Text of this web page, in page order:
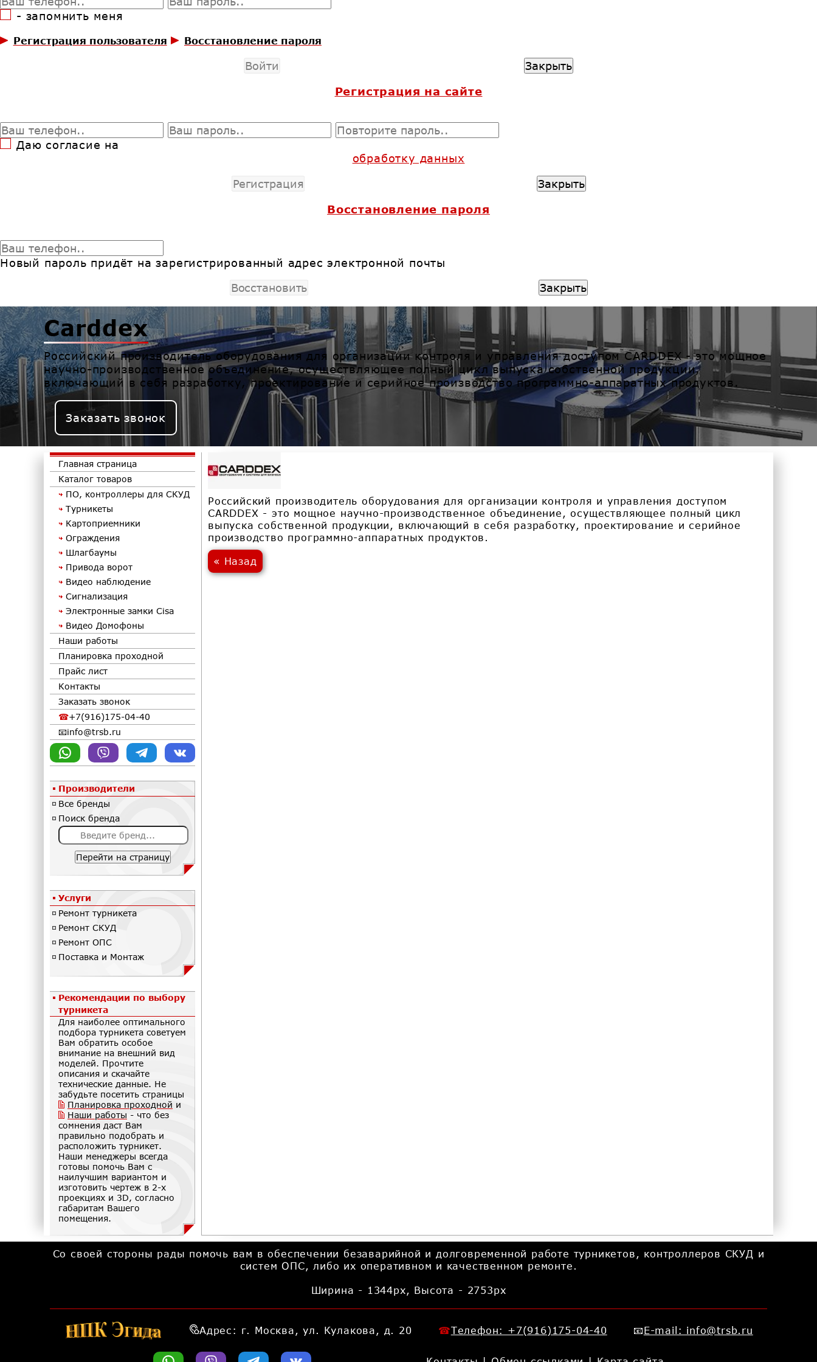
Carddex
Российский производитель оборудования для организации контроля и управления доступом CARDDEX - это мощное
научно-производственное объединение, осуществляющее полный цикл выпуска собственной продукции,
включающий в себя разработку, проектирование и серийное производство программно-аппаратных продуктов.
Заказать звонок
Российский производитель оборудования для организации контроля и управления доступом
CARDDEX - это мощное научно-производственное объединение, осуществляющее полный цикл
выпуска собственной продукции, включающий в себя разработку, проектирование и серийное
производство программно-аппаратных продуктов.
« Назад
- запомнить меня
Регистрация пользователя Восстановление пароля
Войти
Закрыть
Регистрация на сайте
Даю согласие на
обработку данных
Регистрация
Закрыть
Восстановление пароля
Новый пароль придёт на зарегистрированный адрес электронной почты
Восстановить Закрыть
Главная страница
Каталог товаров
ПО, контроллеры для СКУД
Турникеты
Картоприемники
Ограждения
Шлагбаумы
Привода ворот
Видео наблюдение
Сигнализация
Электронные замки Cisa
Видео Домофоны
Наши работы
Планировка проходной
Прайс лист
Контакты
Заказать звонок
+7(916)175-04-40
info@trsb.ru
Производители
Все бренды
Поиск бренда
Перейти на страницу
Услуги
Ремонт турникета
Ремонт СКУД
Ремонт ОПС
Поставка и Монтаж
Рекомендации по выбору
турникета
Для наиболее оптимального
подбора турникета советуем
Вам обратить особое
внимание на внешний вид
моделей. Прочтите
описания и скачайте
технические данные. Не
забудьте посетить страницы
Планировка проходной и
Наши работы - что без
сомнения даст Вам
правильно подобрать и
расположить турникет.
Наши менеджеры всегда
готовы помочь Вам с
наилучшим вариантом и
изготовить чертеж в 2-х
проекциях и 3D, согласно
габаритам Вашего
помещения.
Со своей стороны рады помочь вам в обеспечении безаварийной и долговременной работе турникетов, контроллеров СКУД и
систем ОПС, либо их оперативном и качественном ремонте.
Ширина - 1344px, Высота - 2753px
Адрес: г. Москва, ул. Кулакова, д. 20 Телефон: +7(916)175-04-40 E-mail: info@trsb.ru